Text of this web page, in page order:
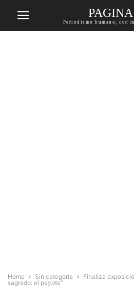
Periodismo humano, con
Home Sin categoría
Finaliza
sagrado: el peyote”